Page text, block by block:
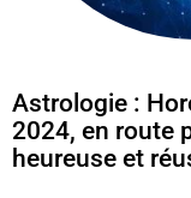
Astrologie :
2024, en route
heureuse et